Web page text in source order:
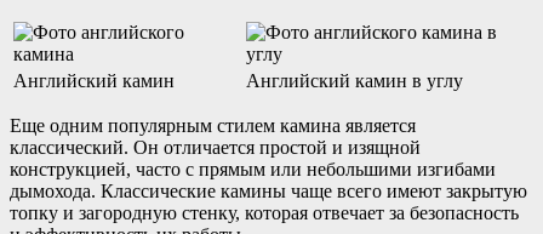
Английский камин Английский камин в углу
Еще одним популярным стилем камина является
классический. Он отличается простой и изящной
конструкцией, часто с прямым или небольшими изгибами
дымохода. Классические камины чаще всего имеют закрытую
топку и загородную стенку, которая отвечает за безопасность